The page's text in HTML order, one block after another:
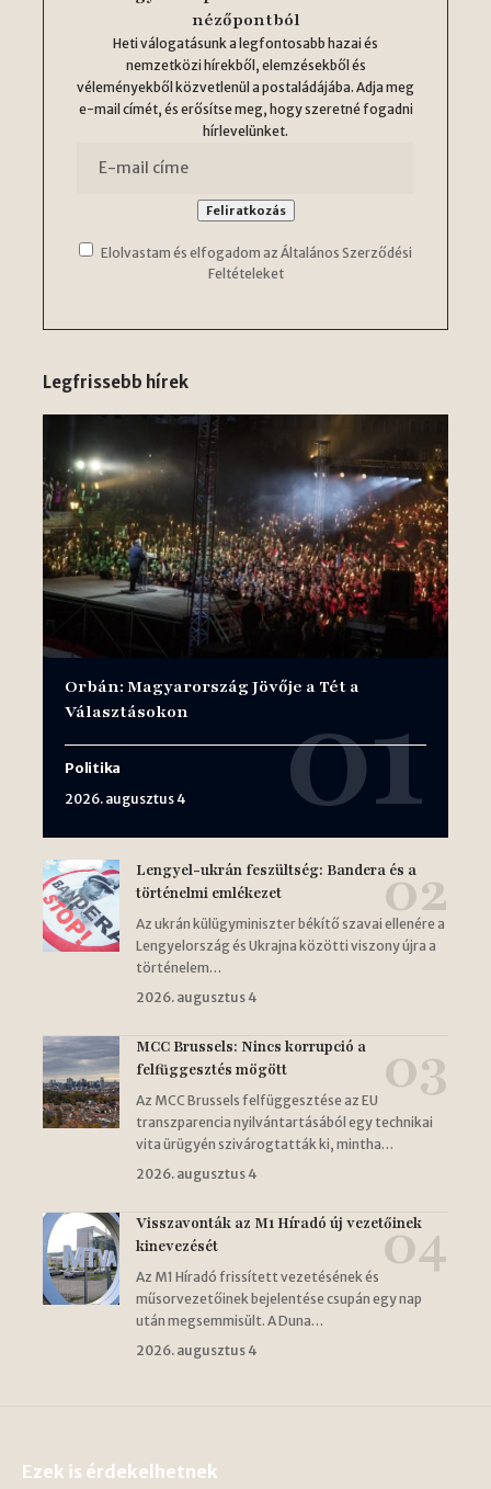
nézőpontból
Heti válogatásunk a legfontosabb hazai és
nemzetközi hírekből, elemzésekből és
véleményekből közvetlenül a postaládájába. Adja meg
e-mail címét, és erősítse meg, hogy szeretné fogadni
hírlevelünket.
Elolvastam és elfogadom az Általános Szerződési
Feltételeket
Legfrissebb hírek
Orbán: Magyarország Jövője a Tét a
Választásokon
Politika
2026. augusztus 4
Lengyel-ukrán feszültség: Bandera és a
történelmi emlékezet
Az ukrán külügyminiszter békítő szavai ellenére a
Lengyelország és Ukrajna közötti viszony újra a
történelem…
2026. augusztus 4
MCC Brussels: Nincs korrupció a
felfüggesztés mögött
Az MCC Brussels felfüggesztése az EU
transzparencia nyilvántartásából egy technikai
vita ürügyén szivárogtatták ki, mintha…
2026. augusztus 4
Visszavonták az M1 Híradó új vezetőinek
kinevezését
Az M1 Híradó frissített vezetésének és
műsorvezetőinek bejelentése csupán egy nap
után megsemmisült. A Duna…
2026. augusztus 4
Ezek is érdekelhetnek